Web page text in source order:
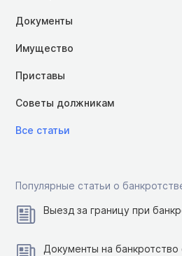
Документы
Имущество
Приставы
Советы должникам
Все статьи
Популярные статьи о
Выезд за границу при
Документы на банкротство